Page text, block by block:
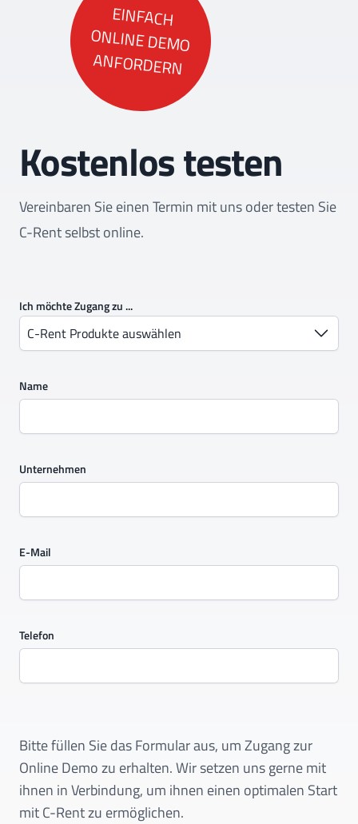
Kostenlos testen
Vereinbaren Sie einen Termin mit uns oder testen Sie
C-Rent selbst online.
EINFACH
ONLINE DEMO
ANFORDERN
Ich möchte Zugang zu ...
C-Rent Produkte auswählen
Name
Unternehmen
E-Mail
Telefon
Bitte füllen Sie das Formular aus, um Zugang zur
Online Demo zu erhalten. Wir setzen uns gerne mit
ihnen in Verbindung, um ihnen einen optimalen Start
mit C-Rent zu ermöglichen.